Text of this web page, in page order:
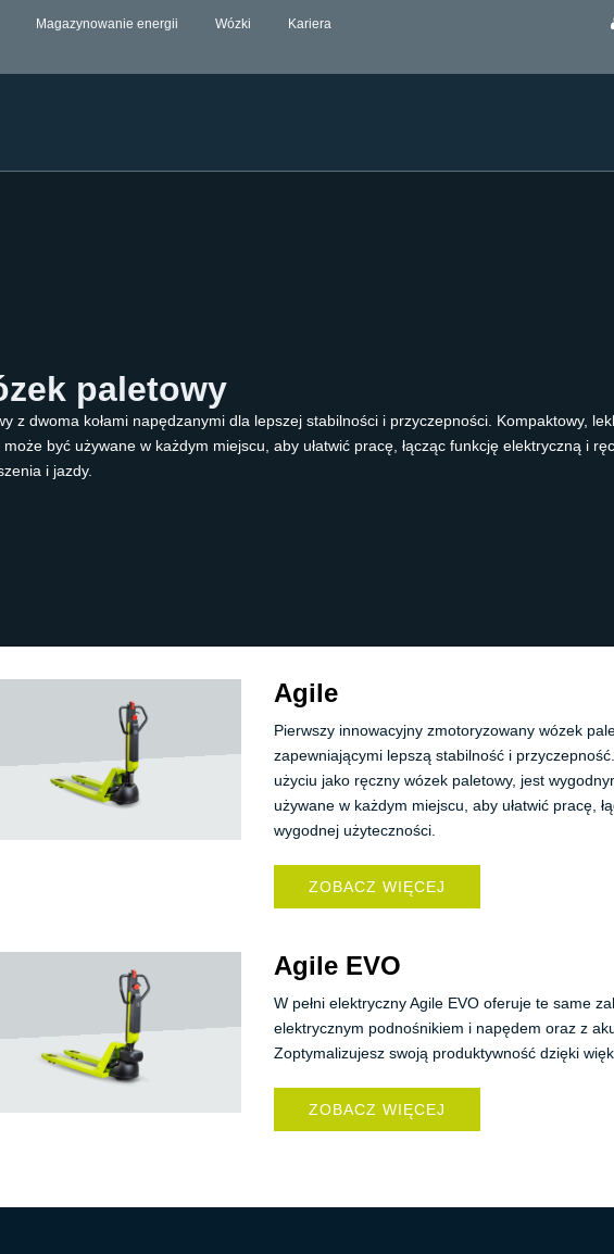
Magazynowanie energii Wózki
Kariera
paletowy
z dwoma kołami napędzanymi dla lepszej stabilności i przyczepności. Kompaktowy,
być używane w każdym miejscu, aby ułatwić pracę, łącząc funkcję elektryczną i
i jazdy.
Agile
Pierwszy innowacyjny zmotoryzowany wózek
zapewniającymi lepszą stabilność i
użyciu jako ręczny wózek paletowy, jest
używane w każdym miejscu, aby ułatwić pracę,
wygodnej użyteczności.
ZOBACZ WIĘCEJ
Agile EVO
W pełni elektryczny Agile EVO oferuje te same
elektrycznym podnośnikiem i napędem oraz z
Zoptymalizujesz swoją produktywność dzięki
ZOBACZ WIĘCEJ